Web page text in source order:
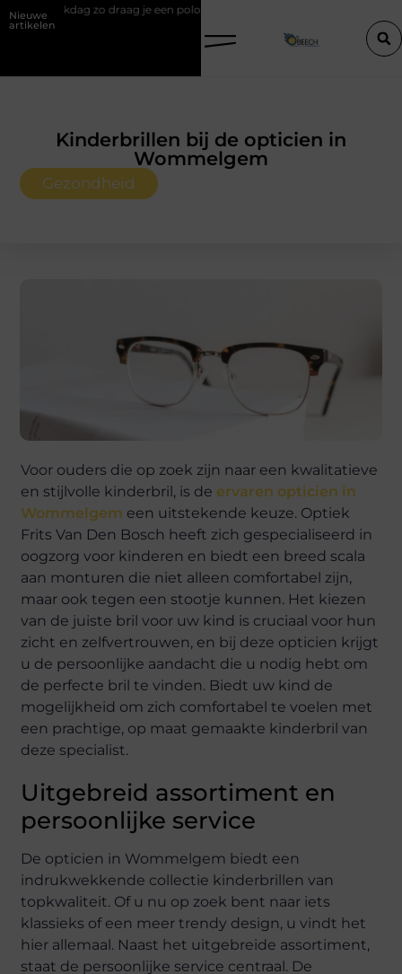
Nieuwe
artikelen
je een polo stijlvol Een vastgoedcoach als start van een
Kinderbrillen bij de opticien in
Wommelgem
Gezondheid
Voor ouders die op zoek zijn naar een kwalitatieve
en stijlvolle kinderbril, is de ervaren opticien in
Wommelgem een uitstekende keuze. Optiek
Frits Van Den Bosch heeft zich gespecialiseerd in
oogzorg voor kinderen en biedt een breed scala
aan monturen die niet alleen comfortabel zijn,
maar ook tegen een stootje kunnen. Het kiezen
van de juiste bril voor uw kind is cruciaal voor hun
zicht en zelfvertrouwen, en bij deze opticien krijgt
u de persoonlijke aandacht die u nodig hebt om
de perfecte bril te vinden. Biedt uw kind de
mogelijkheid om zich comfortabel te voelen met
een prachtige, op maat gemaakte kinderbril van
deze specialist.
Uitgebreid assortiment en
persoonlijke service
De opticien in Wommelgem biedt een
indrukwekkende collectie kinderbrillen van
topkwaliteit. Of u nu op zoek bent naar iets
klassieks of een meer trendy design, u vindt het
hier allemaal. Naast het uitgebreide assortiment,
staat de persoonlijke service centraal. De